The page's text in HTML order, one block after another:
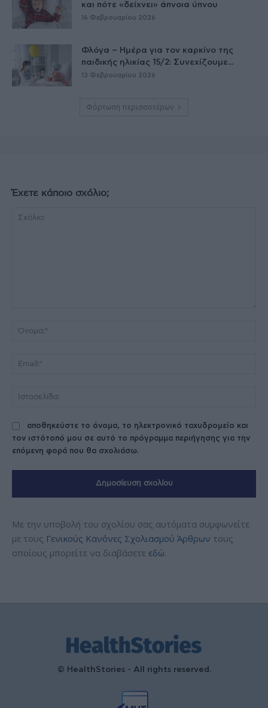
και πότε «δείχνει» άπνοια ύπνου
16 Φεβρουαρίου 2026
Φλόγα – Ημέρα για τον καρκίνο της
παιδικής ηλικίας 15/2: Συνεχίζουμε...
13 Φεβρουαρίου 2026
Φόρτωση περισσοτέρων
Έχετε κάποιο σχόλιο;
αποθηκεύστε το όνομα, το ηλεκτρονικό ταχυδρομείο και
τον ιστότοπό μου σε αυτό το πρόγραμμα περιήγησης για την
επόμενη φορά που θα σχολιάσω.
Με την υποβολή του σχολίου σας αυτόματα συμφωνείτε
με τους Γενικούς Κανόνες Σχολιασμού Άρθρων τους
οποίους μπορείτε να διαβάσετε εδώ.
© HealthStories - All rights reserved.